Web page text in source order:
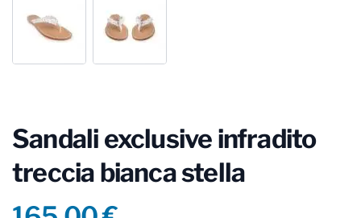
Sandali exclusive infradito
treccia bianca stella
Product information